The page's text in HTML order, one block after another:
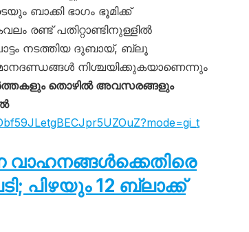
ബാക്കി ഭാഗം ഭൂമിക്ക്
രണ്ട് പതിറ്റാണ്ടിനുള്ളിൽ
നടത്തിയ ദുബായ്, ബ്ലൂ
നിശ്ചയിക്കുകയാണെന്നും
തൊഴിൽ അവസരങ്ങളും
വാഹനങ്ങൾക്കെതിരെ
പിഴയും 12 ബ്ലാക്ക്